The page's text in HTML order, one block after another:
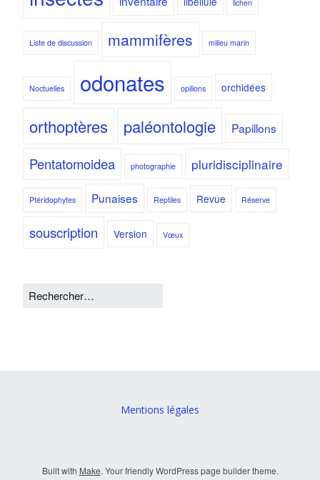
lichen
Liste de discussion mammifères milieu marin
Noctuelles odonates opilions orchidées
orthoptères paléontologie Papillons
Pentatomoidea photographie pluridisciplinaire
Ptéridophytes Punaises Reptiles Revue Réserve
souscription Version Vœux
Mentions légales
Built with Make. Your friendly WordPress page builder theme.